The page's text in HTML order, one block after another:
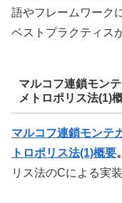
語やフレームワーク
ベストプラクティス
マルコフ連鎖モン
メトロポリス法(1)
マルコフ連鎖モンテ
トロポリス法(1)概要。
リス法のCによる実装